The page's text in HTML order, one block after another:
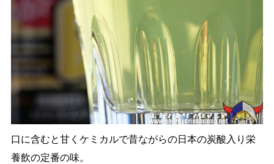
口に含むと甘くケミカルで昔ながらの日本の炭酸入り栄
養飲の定番の味。